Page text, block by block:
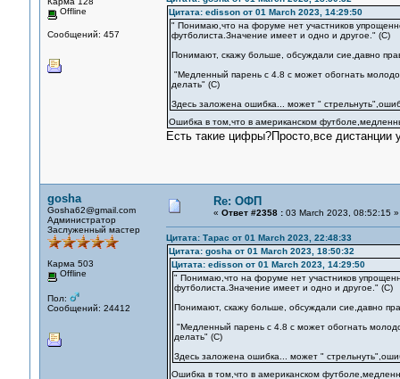
Offline
Сообщений: 457
Цитата: edisson от 01 March 2023, 14:29:50
" Понимаю,что на форуме нет участников
футболиста.Значение имеет и одно и другое." (С)
Понимают, скажу больше, обсуждали сие,давно
"Медленный парень с 4.8 с может обогнать
делать" (С)
Здесь заложена ошибка... может "
Ошибка в том,что в американском
Есть такие цифры?Просто,все дистанции
gosha
Gosha62@gmail.com
Администратор
Заслуженный мастер
Карма 503
Offline
Пол:
Сообщений: 24412
Re: ОФП
« Ответ #2358 :03 March 2023, 08:52:15 »
Цитата: Тарас от 01 March 2023, 22:48:33
Цитата: gosha от 01 March 2023, 18:50:32
Цитата: edisson от 01 March 2023, 14:29:50
" Понимаю,что на форуме нет участников
футболиста.Значение имеет и одно и другое." (С)
Понимают, скажу больше, обсуждали сие,давно
"Медленный парень с 4.8 с может обогнать
делать" (С)
Здесь заложена ошибка... может "
Ошибка в том,что в американском